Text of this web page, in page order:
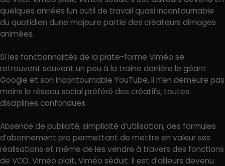
quelques années lun outil de travail quasi incontournable
du quotidien dune majeure partie des créateurs dimages
animées.
Si les fonctionnalités de la plate-forme Viméo se
retrouvent souvent un peu à la traîne derrière le géant
Google et son incontournable YouTube, il n’en demeure pas
moins le réseau social préféré des créatifs, toutes
disciplines confondues.
Absence de publicité, simplicité d’utilisation, des formules
d’abonnement pro permettant de mettre en valeur ses
réalisations et même de les vendre à travers des fonctions
de VOD. Viméo plait, Viméo séduit. Il est d’ailleurs devenu